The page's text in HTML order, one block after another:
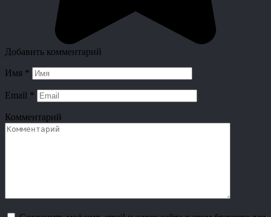
Добавить комментарий
Имя *
Email *
Комментарий